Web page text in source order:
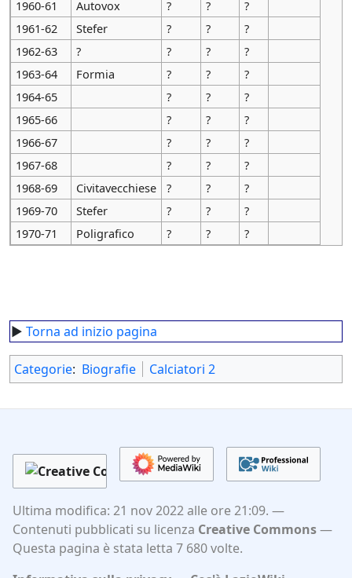
1960-61
Autovox ? ?
?
1961-62
Stefer ? ?
?
1962-63
? ? ?
?
1963-64
Formia ? ?
?
1964-65
? ?
?
1965-66
? ?
?
1966-67
? ?
?
1967-68
? ?
?
1968-69
Civitavecchiese ? ?
?
1969-70
Stefer ? ?
?
1970-71
Poligrafico ? ? ?
► Torna ad inizio pagina
Categorie: Biografie Calciatori 2
Ultima modifica: 21 nov 2022 alle ore 21:09.
Contenuti pubblicati su licenza Creative Commons
Questa pagina è stata letta 7 680 volte.